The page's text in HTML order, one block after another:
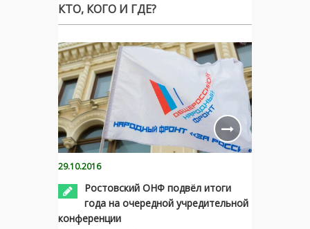
КТО, КОГО И ГДЕ?
29.10.2016
Ростовский ОНФ подвёл итоги
года на очередной учредительной
конференции